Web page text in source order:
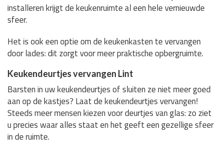
installeren krijgt de keukenruimte al een hele vernieuwde
sfeer.
Het is ook een optie om de keukenkasten te vervangen
door lades: dit zorgt voor meer praktische opbergruimte.
Keukendeurtjes vervangen Lint
Barsten in uw keukendeurtjes of sluiten ze niet meer goed
aan op de kastjes? Laat de keukendeurtjes vervangen!
Steeds meer mensen kiezen voor deurtjes van glas: zo ziet
u precies waar alles staat en het geeft een gezellige sfeer
in de ruimte.